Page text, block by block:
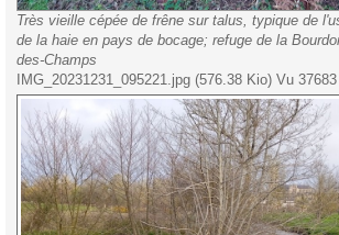
Très vieille cépée de frêne sur talus, typique de
de la haie en pays de bocage; refuge de la
des-Champs
IMG_20231231_095221.jpg (576.38 Kio) Vu